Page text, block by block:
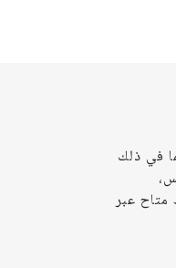
في ذلك
عبر